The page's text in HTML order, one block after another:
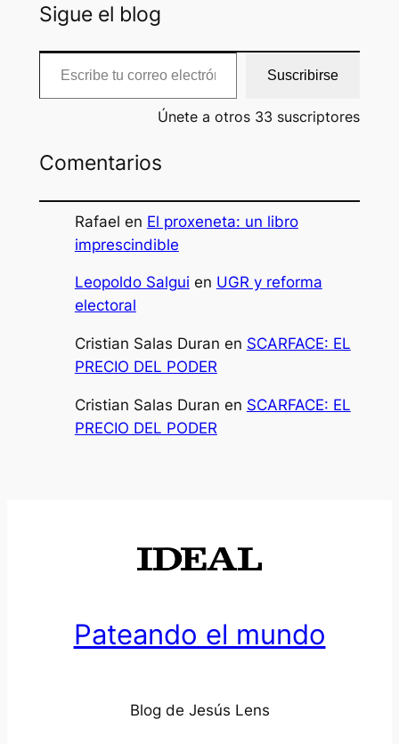
Sigue el blog
Escribe tu correo electrónico…
Suscribirse
Únete a otros 33 suscriptores
Comentarios
Rafael en El proxeneta: un libro
imprescindible
Leopoldo Salgui en UGR y reforma
electoral
Cristian Salas Duran en SCARFACE: EL
PRECIO DEL PODER
Cristian Salas Duran en SCARFACE: EL
PRECIO DEL PODER
Pateando el mundo
Blog de Jesús Lens